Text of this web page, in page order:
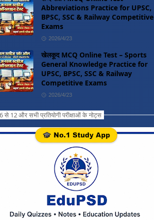
Abbreviations Practice for UPSC,
BPSC, SSC & Railway Competitive
Exams
2026/4/23
खेलकूद MCQ Online Test – Sports
General Knowledge Practice for
UPSC, BPSC, SSC & Railway
Competitive Exams
2026/4/23
6 से 12 और सभी प्रतियोगी परीक्षाओं के नोट्स